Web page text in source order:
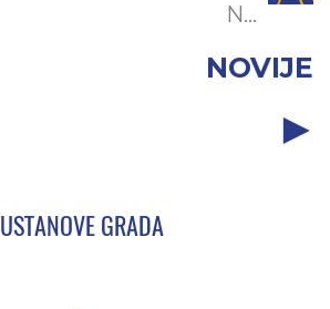
N...
NOVIJE
USTANOVE GRADA